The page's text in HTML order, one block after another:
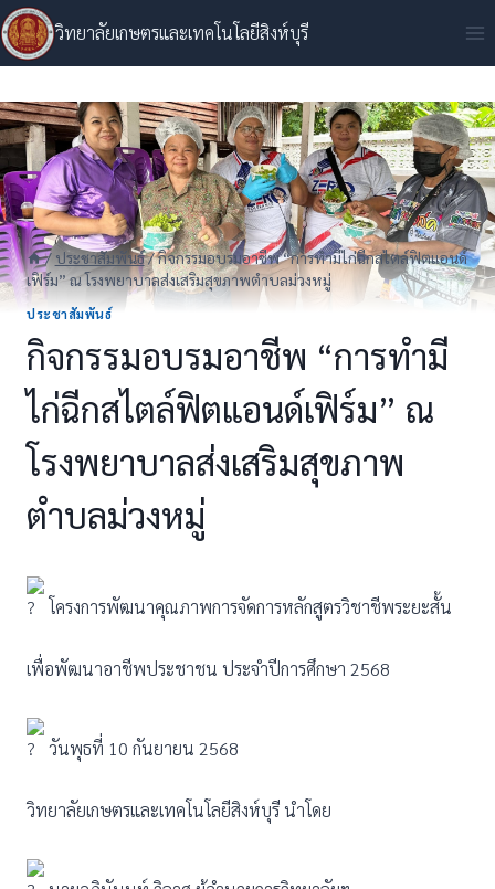
Skip
to
content
วิทยาลัยเกษตรและเทคโนโลยีสิงห์บุรี
/ ประชาสัมพันธ์/กิจกรรมอบรมอาชีพ “การทำมีไก่ฉีกสไตล์ฟิตแอนด์
เฟิร์ม” ณ โรงพยาบาลส่งเสริมสุขภาพตำบลม่วงหมู่
ประชาสัมพันธ์
กิจกรรมอบรมอาชีพ “การทำมี
ไก่ฉีกสไตล์ฟิตแอนด์เฟิร์ม” ณ
โรงพยาบาลส่งเสริมสุขภาพ
ตำบลม่วงหมู่
โครงการพัฒนาคุณภาพการจัดการหลักสูตรวิชาชีพระยะสั้น
เพื่อพัฒนาอาชีพประชาชน ประจำปีการศึกษา 2568
วันพุธที่ 10 กันยายน 2568
วิทยาลัยเกษตรและเทคโนโลยีสิงห์บุรี นำโดย